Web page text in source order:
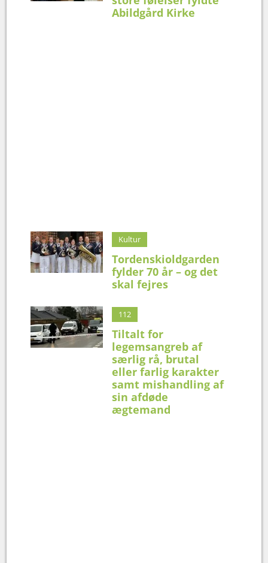
Abildgård Kirke
Kultur
Tordenskioldgarden
fylder 70 år – og det
skal fejres
112
Tiltalt for
legemsangreb af
særlig rå, brutal
eller farlig karakter
samt mishandling af
sin afdøde
ægtemand